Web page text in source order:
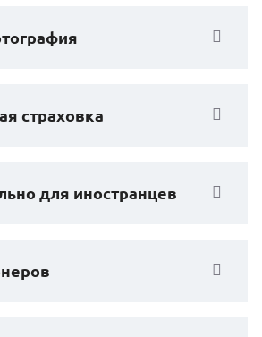
страховка
для иностранцев